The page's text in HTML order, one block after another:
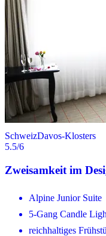
SchweizDavos-Klosters
5.5/6
Zweisamkeit im
Alpine Junior Suite
5-Gang Candle
reichhaltiges